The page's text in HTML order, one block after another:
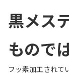
黒メス
もので
フッ素加工されて